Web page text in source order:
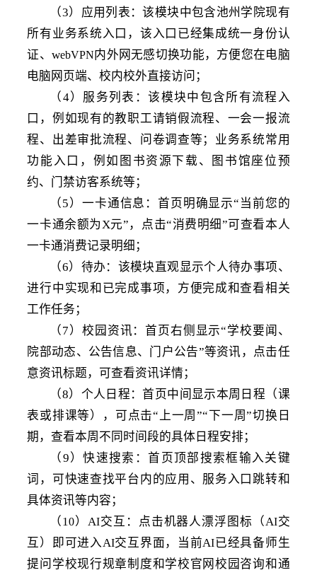
（3）应用列表：该模块中包含池州学院现有
所有业务系统入口，该入口已经集成统一身份认
证、webVPN内外网无感切换功能，方便您在电脑
电脑网页端、校内校外直接访问；
（4）服务列表：该模块中包含所有流程入
口，例如现有的教职工请销假流程、一会一报流
程、出差审批流程、问卷调查等；业务系统常用
功能入口，例如图书资源下载、图书馆座位预
约、门禁访客系统等；
（5）一卡通信息：首页明确显示“当前您的
一卡通余额为X元”，点击“消费明细”可查看本人
一卡通消费记录明细；
（6）待办：该模块直观显示个人待办事项、
进行中实现和已完成事项，方便完成和查看相关
工作任务；
（7）校园资讯：首页右侧显示“学校要闻、
院部动态、公告信息、门户公告”等资讯，点击任
意资讯标题，可查看资讯详情；
（8）个人日程：首页中间显示本周日程（课
表或排课等），可点击“上一周”“下一周”切换日
期，查看本周不同时间段的具体日程安排；
（9）快速搜索：首页顶部搜索框输入关键
词，可快速查找平台内的应用、服务入口跳转和
具体资讯等内容；
（10）AI交互：点击机器人漂浮图标（AI交
互）即可进入AI交互界面，当前AI已经具备师生
提问学校现行规章制度和学校官网校园咨询和通